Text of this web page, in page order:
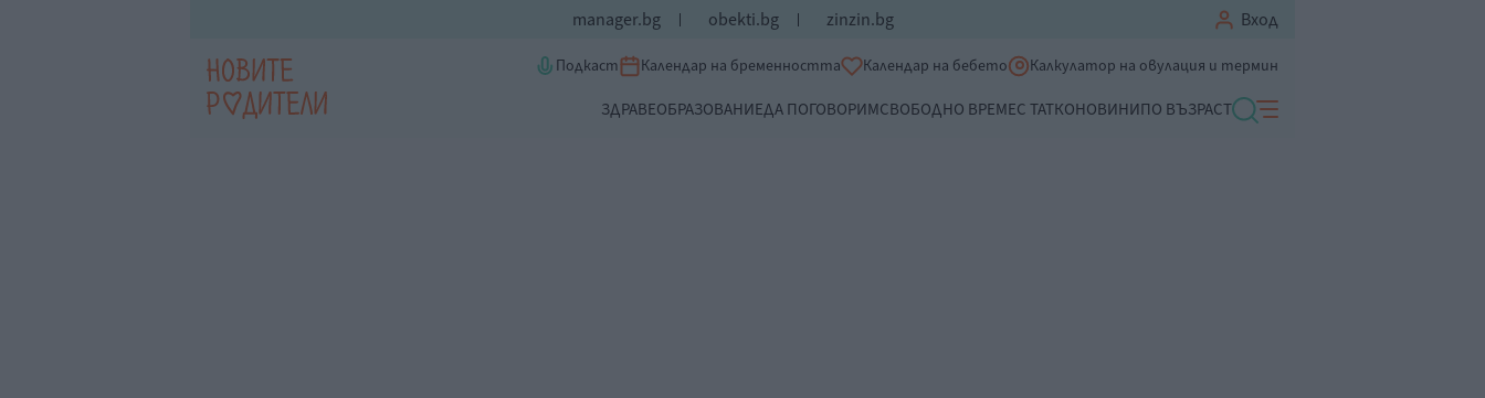
manager.bg obekti.bg zinzin.bg Вход
Подкаст Календар на бременността Календар на бебето Калкулатор на овулация и термин
ЗДРАВЕОБРАЗОВАНИЕДА ПОГОВОРИМСВОБОДНО ВРЕМЕС ТАТКОНОВИНИПО ВЪЗРАСТ